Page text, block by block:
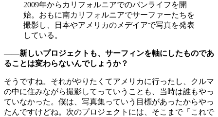
2009年からカリフォルニアでのバンライフを開
始。おもに南カリフォルニアでサーファーたちを
撮影し、日本やアメリカのメデイアで写真を発表
している。
——新しいプロジェクトも、サーフィンを軸にしたものであ
ることは変わらないんでしょうか？
そうですね。それがやりたくてアメリカに行ったし、クルマ
の中に住みながら撮影してっていうことも、当時は誰もやっ
ていなかった。僕は、写真集っていう目標があったからやっ
たんですけどね。次のプロジェクトには、そこまで「これで